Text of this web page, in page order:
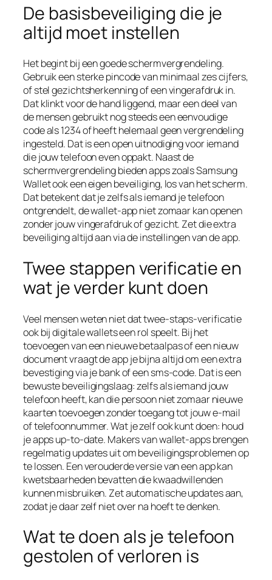
De basisbeveiliging die je
altijd moet instellen
Het begint bij een goede schermvergrendeling.
Gebruik een sterke pincode van minimaal zes cijfers,
of stel gezichtsherkenning of een vingerafdruk in.
Dat klinkt voor de hand liggend, maar een deel van
de mensen gebruikt nog steeds een eenvoudige
code als 1234 of heeft helemaal geen vergrendeling
ingesteld. Dat is een open uitnodiging voor iemand
die jouw telefoon even oppakt. Naast de
schermvergrendeling bieden apps zoals Samsung
Wallet ook een eigen beveiliging, los van het scherm.
Dat betekent dat je zelfs als iemand je telefoon
ontgrendelt, de wallet-app niet zomaar kan openen
zonder jouw vingerafdruk of gezicht. Zet die extra
beveiliging altijd aan via de instellingen van de app.
Twee stappen verificatie en
wat je verder kunt doen
Veel mensen weten niet dat twee-staps-verificatie
ook bij digitale wallets een rol speelt. Bij het
toevoegen van een nieuwe betaalpas of een nieuw
document vraagt de app je bijna altijd om een extra
bevestiging via je bank of een sms-code. Dat is een
bewuste beveiligingslaag: zelfs als iemand jouw
telefoon heeft, kan die persoon niet zomaar nieuwe
kaarten toevoegen zonder toegang tot jouw e-mail
of telefoonnummer. Wat je zelf ook kunt doen: houd
je apps up-to-date. Makers van wallet-apps brengen
regelmatig updates uit om beveiligingsproblemen op
te lossen. Een verouderde versie van een app kan
kwetsbaarheden bevatten die kwaadwillenden
kunnen misbruiken. Zet automatische updates aan,
zodat je daar zelf niet over na hoeft te denken.
Wat te doen als je telefoon
gestolen of verloren is